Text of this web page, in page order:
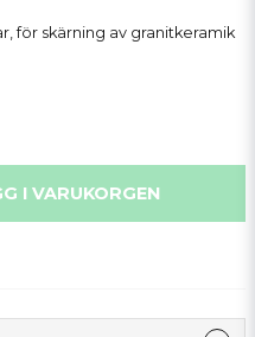
för skärning av granitkeramik
I VARUKORGEN